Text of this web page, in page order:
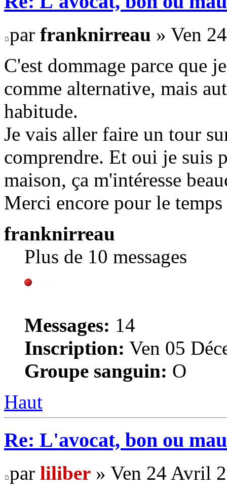
par franknirreau » Ven
C'est dommage parce que
comme alternative, mais
habitude.
Je vais aller faire un tour
comprendre. Et oui je suis
maison, ça m'intéresse
Merci encore pour le
franknirreau
Plus de 10 messages
Messages: 14
Inscription: Ven 05
Groupe sanguin: O
Haut
Re: L'avocat, bon ou
par liliber » Ven 24 Avril